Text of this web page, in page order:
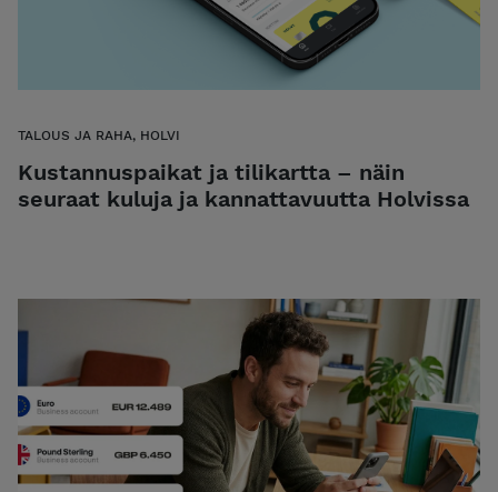
TALOUS JA RAHA, HOLVI
Kustannuspaikat ja tilikartta – näin
seuraat kuluja ja kannattavuutta Holvissa